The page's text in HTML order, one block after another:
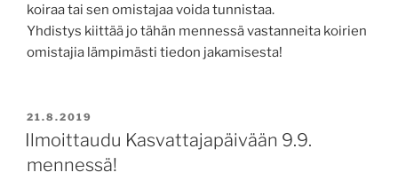
koiraa tai sen omistajaa voida tunnistaa.
Yhdistys kiittää jo tähän mennessä vastanneita koirien
omistajia lämpimästi tiedon jakamisesta!
JULKAISTU
21.8.2019
Ilmoittaudu Kasvattajapäivään 9.9.
mennessä!